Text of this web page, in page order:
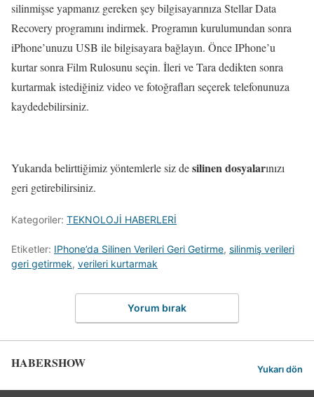
silinmişse yapmanız gereken şey bilgisayarınıza Stellar Data
Recovery programını indirmek. Programın kurulumundan sonra
iPhone’unuzu USB ile bilgisayara bağlayın. Önce IPhone’u
kurtar sonra Film Rulosunu seçin. İleri ve Tara dedikten sonra
kurtarmak istediğiniz video ve fotoğrafları seçerek telefonunuza
kaydedebilirsiniz.
Yukarıda belirttiğimiz yöntemlerle siz desilinen dosyalarınızı
geri getirebilirsiniz.
Kategoriler: TEKNOLOJİ HABERLERİ
Etiketler: IPhone’da Silinen Verileri Geri Getirme, silinmiş verileri
geri getirmek, verileri kurtarmak
Yorum bırak
HABERSHOW Yukarı dön